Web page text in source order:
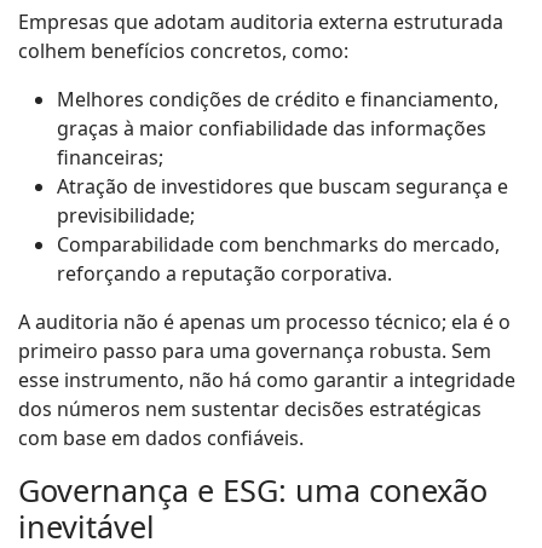
Empresas que adotam auditoria externa estruturada
colhem benefícios concretos, como:
Melhores condições de crédito e financiamento,
graças à maior confiabilidade das informações
financeiras;
Atração de investidores que buscam segurança e
previsibilidade;
Comparabilidade com benchmarks do mercado,
reforçando a reputação corporativa.
A auditoria não é apenas um processo técnico; ela é o
primeiro passo para uma governança robusta. Sem
esse instrumento, não há como garantir a integridade
dos números nem sustentar decisões estratégicas
com base em dados confiáveis.
Governança e ESG: uma conexão
inevitável